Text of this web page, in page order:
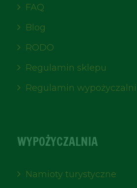
FAQ
Blog
RODO
Regulamin sklepu
Regulamin wypożyczalni
WYPOŻYCZALNIA
Namioty turystyczne